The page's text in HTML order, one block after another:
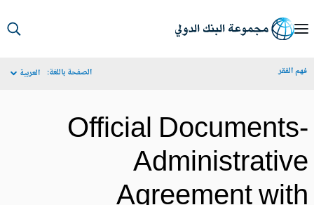
الفقر الصفحة باللغة: العربية
Official